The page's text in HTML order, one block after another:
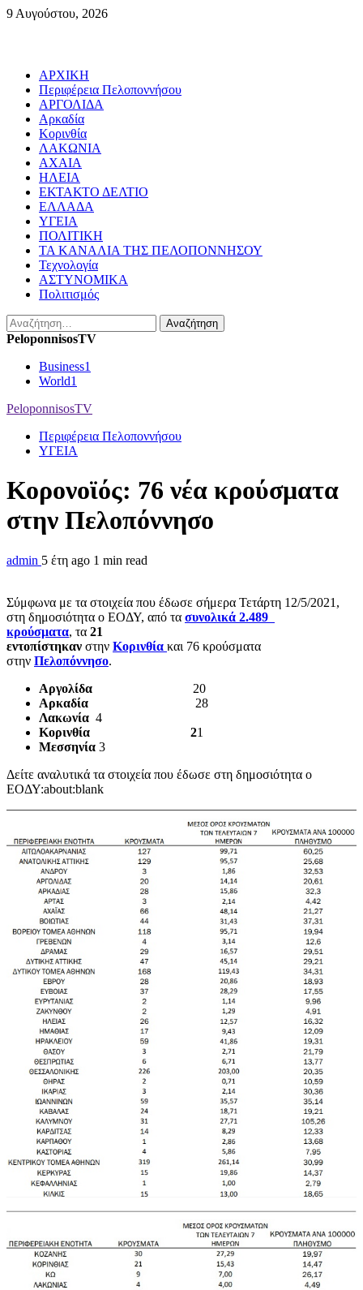
Skip
9 Αυγούστου, 2026
Primary
Menu
ΑΡΧΙΚΗ
Περιφέρεια Πελοποννήσου
ΑΡΓΟΛΙΔΑ
Αρκαδία
Κορινθία
ΛΑΚΩΝΙΑ
ΑΧΑΙΑ
ΗΛΕΙΑ
ΕΚΤΑΚΤΟ ΔΕΛΤΙΟ
ΕΛΛΑΔΑ
ΥΓΕΙΑ
ΠΟΛΙΤΙΚΗ
ΤΑ ΚΑΝΑΛΙΑ ΤΗΣ ΠΕΛΟΠΟΝΝΗΣΟΥ
Τεχνολογία
ΑΣΤΥΝΟΜΙΚΑ
Πολιτισμός
Αναζήτηση
για:
PeloponnisosTV
Business1
World1
PeloponnisosTV
Περιφέρεια Πελοποννήσου
ΥΓΕΙΑ
Κορονοϊός: 76 νέα κρούσματα
στην Πελοπόννησο
admin 5 έτη ago 1 min read
Σύμφωνα με τα στοιχεία που έδωσε σήμερα Τετάρτη 12/5/2021,
στη δημοσιότητα ο ΕΟΔΥ, από τα συνολικά 2.489
κρούσματα, τα 21
εντοπίστηκαν στην Κορινθία και 76 κρούσματα
στην Πελοπόννησο.
Αργολίδα 20
Αρκαδία 28
Λακωνία 4
Κορινθία 21
Μεσσηνία 3
Δείτε αναλυτικά τα στοιχεία που έδωσε στη δημοσιότητα ο
ΕΟΔΥ:about:blank